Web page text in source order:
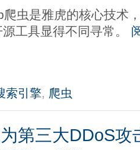
爬虫是雅虎的核心技术
工具显得不同寻常。
索引擎, 爬虫
第三大DDoS攻